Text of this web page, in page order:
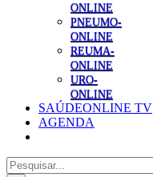
ONLINE
PNEUMO-
ONLINE
REUMA-
ONLINE
URO-
ONLINE
SAÚDEONLINE TV
AGENDA
Pesquisar